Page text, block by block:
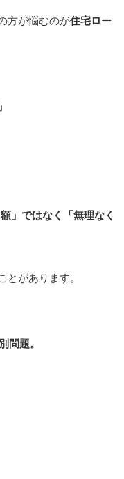
方が悩むのが住宅ロー
」ではなく「無理なく
があります。
問題。